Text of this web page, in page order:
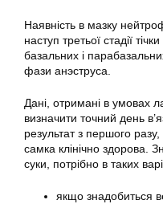
Наявність в мазку
наступ третьої стадії
базальних і
фази анэструса.
Дані, отримані в умовах
визначити точний день
результат з першого
самка клінічно здорова.
суки, потрібно в таких
якщо знадобиться